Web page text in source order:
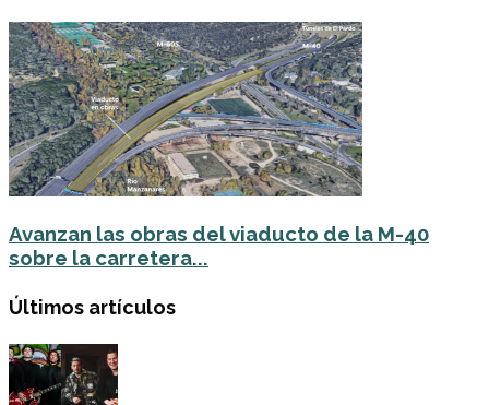
Avanzan las obras del viaducto de la M-40
sobre la carretera...
Últimos artículos